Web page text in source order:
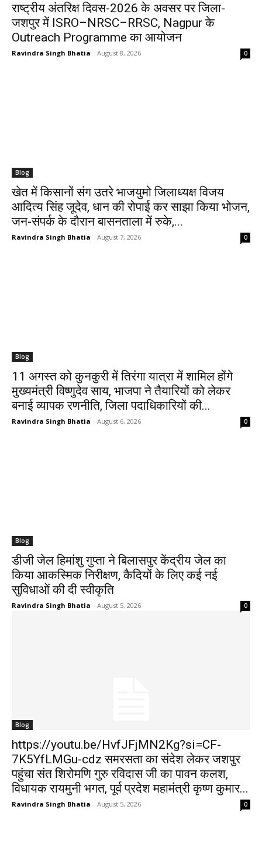
राष्ट्रीय अंतरिक्ष दिवस-2026 के अवसर पर जिला-
जशपुर में ISRO–NRSC–RRSC, Nagpur के
Outreach Programme का आयोजन
Ravindra Singh Bhatia - August 8, 2026 0
Blog
खेत में किसानों संग उतरे भाजयुमो जिलाध्यक्ष विजय
आदित्य सिंह जूदेव, धान की रोपाई कर साझा किया भोजन,
जन-संपर्क के दौरान बासनताला में रुके,...
Ravindra Singh Bhatia - August 7, 2026 0
Blog
11 अगस्त को कुनकुरी में तिरंगा यात्रा में शामिल होंगे
मुख्यमंत्री विष्णुदेव साय, भाजपा ने तैयारियों को लेकर
बनाई व्यापक रणनीति, जिला पदाधिकारियों की...
Ravindra Singh Bhatia - August 6, 2026 0
Blog
डीजी जेल हिमांशु गुप्ता ने बिलासपुर केंद्रीय जेल का
किया आकस्मिक निरीक्षण, कैदियों के लिए कई नई
सुविधाओं की दी स्वीकृति
Ravindra Singh Bhatia - August 5, 2026 0
Blog
https://youtu.be/HvfJFjMN2Kg?si=CF-
7K5YfLMGu-cdz समरसता का संदेश लेकर जशपुर
पहुंचा संत शिरोमणि गुरु रविदास जी का पावन कलश,
विधायक रायमुनी भगत, पूर्व प्रदेश महामंत्री कृष्ण कुमार...
Ravindra Singh Bhatia - August 5, 2026 0